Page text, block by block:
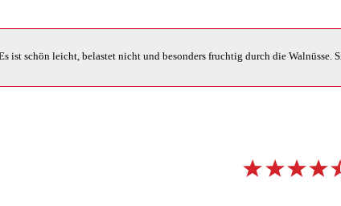
ist schön leicht, belastet nicht und besonders fruchtig durch die